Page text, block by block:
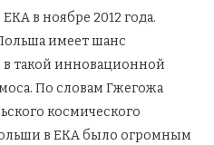
в ноябре 2012 года.
имеет шанс
в такой инновационной
По словам Гжегожа
космического
в ЕКА было огромным